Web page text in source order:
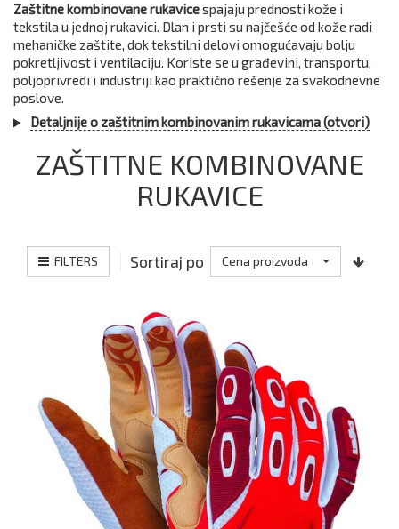
Zaštitne kombinovane rukavicespajaju prednosti kože i
tekstila u jednoj rukavici. Dlan i prsti su najčešće od kože radi
mehaničke zaštite, dok tekstilni delovi omogućavaju bolju
pokretljivost i ventilaciju. Koriste se u građevini, transportu,
poljoprivredi i industriji kao praktično rešenje za svakodnevne
poslove.
Detaljnije o zaštitnim kombinovanim rukavicama (otvori)
ZAŠTITNE KOMBINOVANE
RUKAVICE
FILTERS Sortiraj po Cena proizvoda